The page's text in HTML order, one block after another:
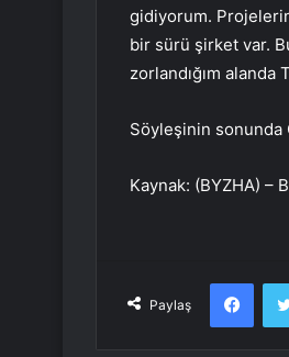
gidiyorum.
bir sürü şirket var.
zorlandığım
Söyleşinin sonunda
Kaynak: (BYZHA) –
Paylaş